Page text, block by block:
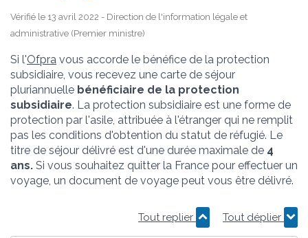
Vérifié le 13 avril 2022 - Direction de l'information légale et
administrative (Premier ministre)
Si l'Ofpra vous accorde le bénéfice de la protection
subsidiaire, vous recevez une carte de séjour
pluriannuelle bénéficiaire de la protection
subsidiaire. La protection subsidiaire est une forme de
protection par l'asile, attribuée à l'étranger qui ne remplit
pas les conditions d'obtention du statut de réfugié. Le
titre de séjour délivré est d'une durée maximale de 4
ans. Si vous souhaitez quitter la France pour effectuer un
voyage, un document de voyage peut vous être délivré.
Tout replier Tout déplier